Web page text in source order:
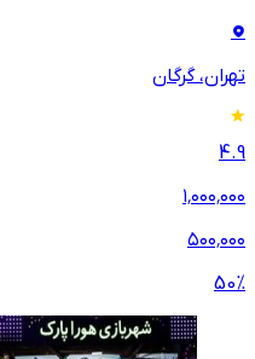
تهران، گرگان
4.9
۱٬۰۰۰٬۰۰۰
۵۰۰٬۰۰۰
50%